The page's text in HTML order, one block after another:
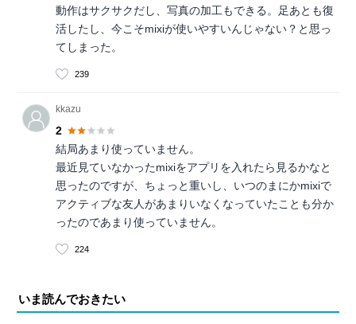
動作はサクサクだし、写真の加工もできる。足あとも復
活したし、今こそmixiが使いやすいんじゃない？と思っ
てしまった。
239
kkazu
2
結局あまり使っていません。
最近見ていなかったmixiをアプリを入れたら見るかなと
思ったのですが、ちょっと重いし、いつのまにかmixiで
アクティブな友人があまりいなくなっていたことも分か
ったのであまり使っていません。
224
いま読んでおきたい